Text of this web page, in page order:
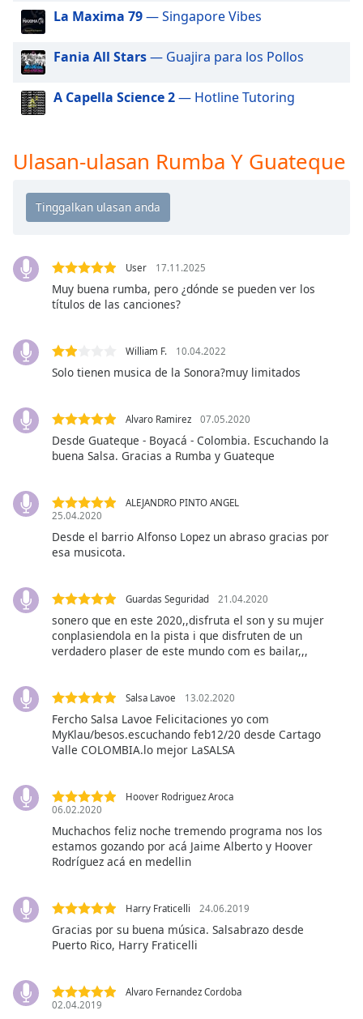
cancel
close
window.
Color
Opacity
Background
Color
Background
Color
Text
Edge
Family
Modal
Dialog
End
La Maxima 79— Singapore Vibes
Fania All Stars— Guajira para los Pollos
A Capella Science 2— Hotline Tutoring
Ulasan-ulasan Rumba Y Guateque
User 17.11.2025
Muy buena rumba, pero ¿dónde se pueden ver los
títulos de las canciones?
William F. 10.04.2022
Solo tienen musica de la Sonora?muy limitados
Alvaro Ramirez 07.05.2020
Desde Guateque - Boyacá - Colombia. Escuchando la
buena Salsa. Gracias a Rumba y Guateque
ALEJANDRO PINTO ANGEL
25.04.2020
Desde el barrio Alfonso Lopez un abraso gracias por
esa musicota.
Guardas Seguridad 21.04.2020
sonero que en este 2020,,disfruta el son y su mujer
conplasiendola en la pista i que disfruten de un
verdadero plaser de este mundo com es bailar,,,
Salsa Lavoe 13.02.2020
Fercho Salsa Lavoe Felicitaciones yo com
MyKlau/besos.escuchando feb12/20 desde Cartago
Valle COLOMBIA.lo mejor LaSALSA
Hoover Rodriguez Aroca
06.02.2020
Muchachos feliz noche tremendo programa nos los
estamos gozando por acá Jaime Alberto y Hoover
Rodríguez acá en medellin
Harry Fraticelli 24.06.2019
Gracias por su buena música. Salsabrazo desde
Puerto Rico, Harry Fraticelli
Alvaro Fernandez Cordoba
02.04.2019